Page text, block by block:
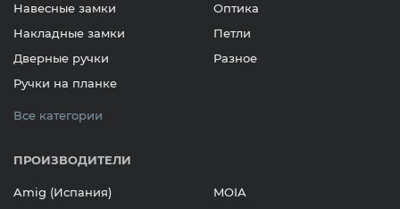
Навесные замки
Накладные замки
Дверные ручки
Ручки на планке
Оптика
Петли
Разное
Все категории
ПРОИЗВОДИТЕЛИ
Amig (Испания)
MOIA